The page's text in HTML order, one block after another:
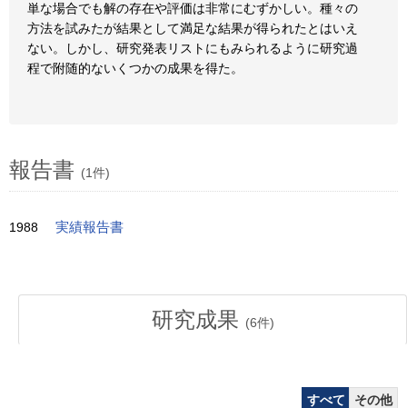
単な場合でも解の存在や評価は非常にむずかしい。種々の
方法を試みたが結果として満足な結果が得られたとはいえ
ない。しかし、研究発表リストにもみられるように研究過
程で附随的ないくつかの成果を得た。
報告書 (1件)
1988 実績報告書
研究成果 (6件)
すべて
その他